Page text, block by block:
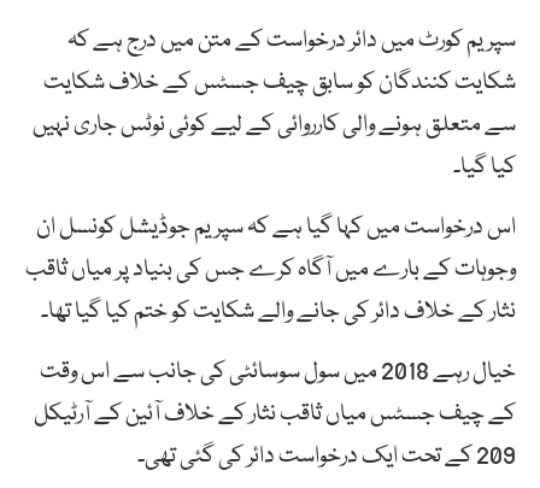
سپریم کورٹ میں دائر درخواست کے متن میں درج ہے کہ
شکایت کنندگان کو سابق چیف جسٹس کے خلاف شکایت
سے متعلق ہونے والی کارروائی کے لیے کوئی نوٹس جاری نہیں
کیا گیا۔
اس درخواست میں کہا گیا ہے کہ سپریم جوڈیشل کونسل ان
وجوہات کے بارے میں آگاہ کرے جس کی بنیاد پر میاں ثاقب
نثار کے خلاف دائر کی جانے والے شکایت کو ختم کیا گیا تھا۔
خیال رہے 2018 میں سول سوسائٹی کی جانب سے اس وقت
کے چیف جسٹس میاں ثاقب نثار کے خلاف آئین کے آرٹیکل
209 کے تحت ایک درخواست دائر کی گئی تھی۔